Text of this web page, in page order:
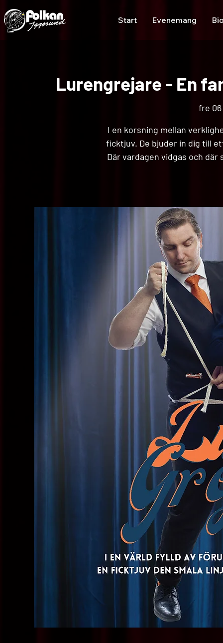
Start Evenemang
Lurengrejare - En
fre
I en korsning mellan
ficktjuv. De bjuder in dig till
Där vardagen vidgas och